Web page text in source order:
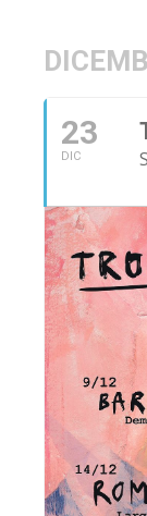
23
DIC